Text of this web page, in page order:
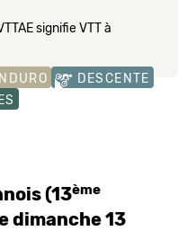
signifie VTT à
DESCENTE
(13ème
dimanche 13